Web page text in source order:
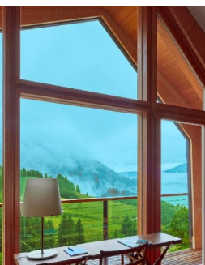
Opcionalno Wi-Fi